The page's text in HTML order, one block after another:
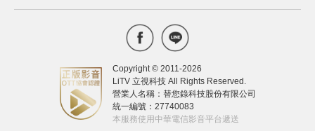
Copyright © 2011-2026
LiTV 立視科技 All Rights Reserved.
營業人名稱：替您錄科技股份有限公司
統一編號：27740083
本服務使用中華電信影音平台遞送